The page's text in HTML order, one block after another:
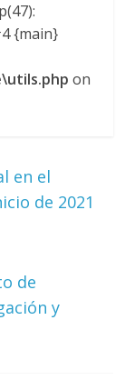
{main}
on
en el
de 2021
de
y